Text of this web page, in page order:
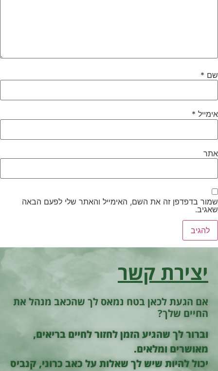
שם *
אימייל *
אתר
שמור בדפדפן זה את השם, האימייל והאתר שלי לפעם הבאה
שאגיב.
יצירת קשר
אם הגעת לכאן בטח נמאס לך שהכאב מנהל את
החיים שלך?
וברור לך שהגיע הזמן לחזור לחיים בריאים,
מאושרים ומלאים.
יכול להיות שיש לך שאלות על כאב כרוני, קנביס